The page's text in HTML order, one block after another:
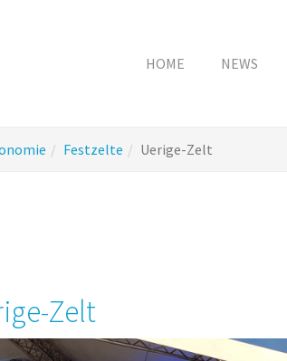
HOME NEWS
Festzelte Uerige-Zelt
Zelt